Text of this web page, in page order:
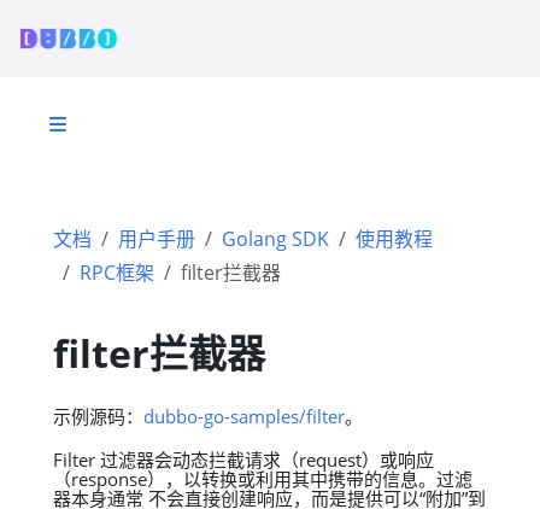
文档 用户手册 Golang SDK
使用教程
RPC框架
filter拦截器
filter拦截器
示例源码： dubbo-go-samples/filter。
Filter 过滤器会动态拦截请求（request）或响应
（response），以转换或利用其中携带的信息。过滤
器本身通常 不会直接创建响应，而是提供可以“附加”到